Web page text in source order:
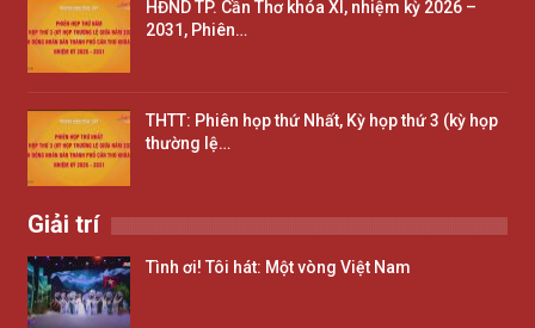
HĐND TP. Cần Thơ khóa XI, nhiệm kỳ 2026 –
2031, Phiên…
THTT: Phiên họp thứ Nhất, Kỳ họp thứ 3 (kỳ họp
thường lệ…
Giải trí
Tình ơi! Tôi hát: Một vòng Việt Nam